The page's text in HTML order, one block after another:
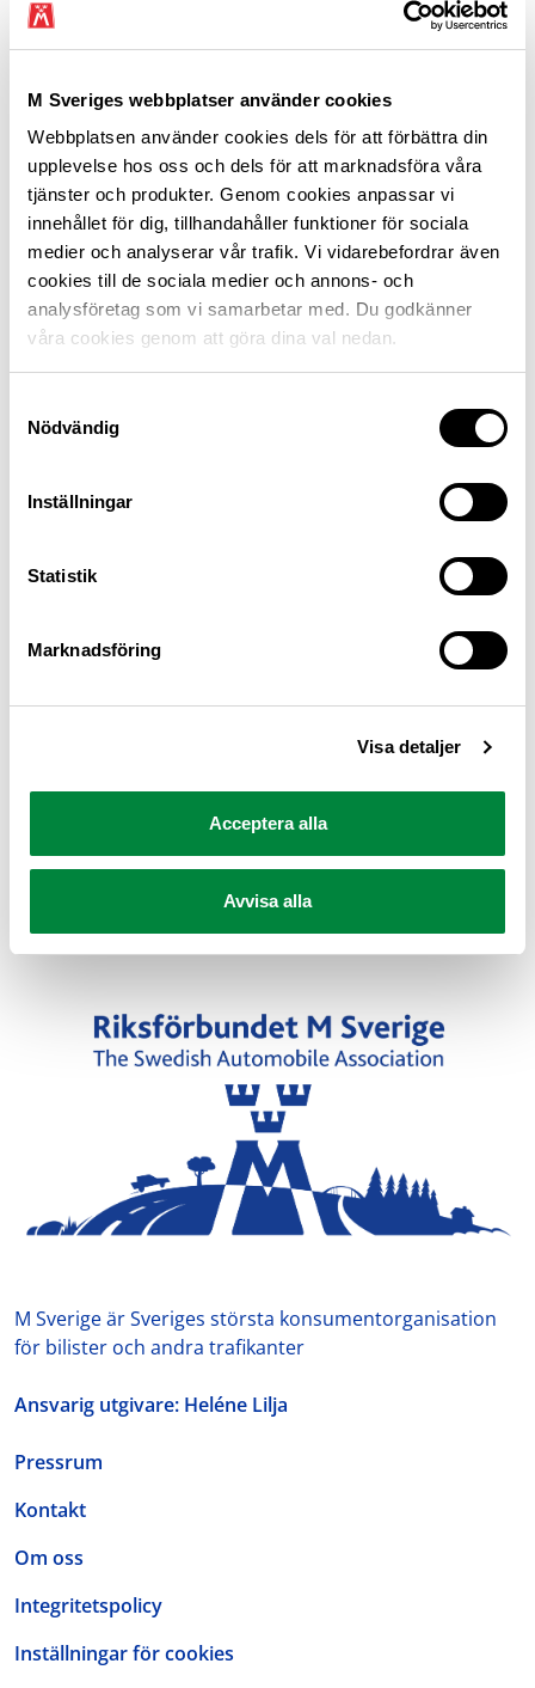
M Sveriges webbplatser använder cookies
Webbplatsen använder cookies dels för att förbättra din
upplevelse hos oss och dels för att marknadsföra våra
tjänster och produkter. Genom cookies anpassar vi
innehållet för dig, tillhandahåller funktioner för sociala
medier och analyserar vår trafik. Vi vidarebefordrar även
cookies till de sociala medier och annons- och
analysföretag som vi samarbetar med. Du godkänner
våra cookies genom att göra dina val nedan.
Nödvändig
Inställningar
Statistik
Marknadsföring
Visa detaljer
Acceptera alla
Avvisa alla
Gäller till 31 december 2026 undantaget
midsommarhelgen samt vecka 27–31, 2026.
Erbjudandet gäller endast ny- och förbokningar och
i mån av plats på kedjans svenska, norska och
danska campingar där logi säljs separat.
Erbjudandet gäller ej destination Skara.
Gäller ej företagsboenden eller säsongsgäster.
Så här får du medlemsrabatt
Senast uppdaterad 9 februari 2026
Dela sidan
M Sverige är Sveriges största konsumentorganisation
för bilister och andra trafikanter
Ansvarig utgivare: Heléne Lilja
Pressrum
Kontakt
Om oss
Integritetspolicy
Inställningar för cookies